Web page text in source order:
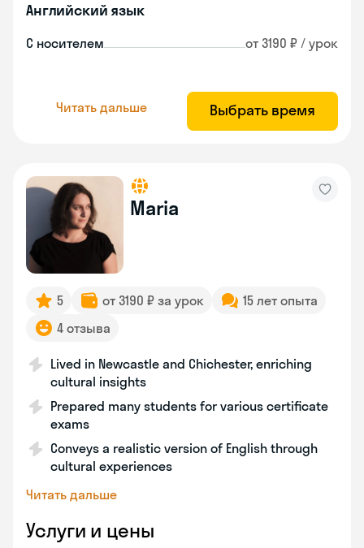
Английский язык
С носителем от 3190 ₽ / урок
Читать дальше Выбрать время
Maria
5 от 3190 ₽ за урок
15 лет опыта
4 отзыва
Lived in Newcastle and Chichester, enriching
cultural insights
Prepared many students for various certificate
exams
Conveys a realistic version of English through
cultural experiences
Читать дальше
Услуги и цены